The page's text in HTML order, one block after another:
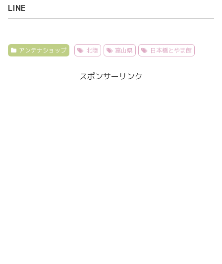
LINE
アンテナショップ 北陸 富山県 日本橋とやま館
スポンサーリンク